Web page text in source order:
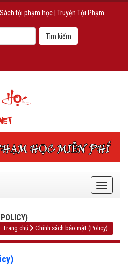
Sách tội phạm học Truyện Tội Phạm
Trang chủ Chính sách bảo mật (Policy)